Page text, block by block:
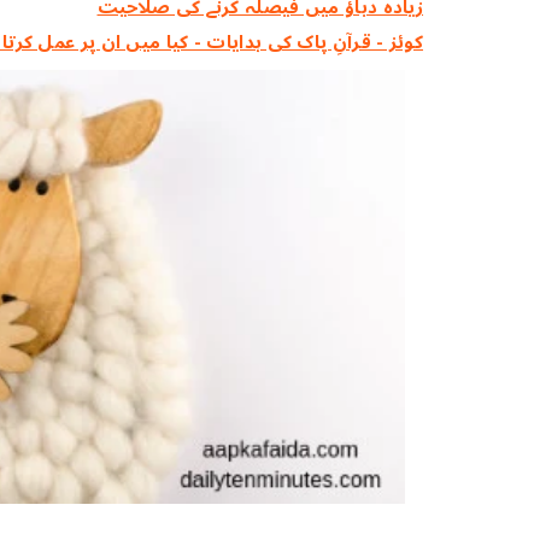
کوئز - قرآنِ پاک کی ہدایات - کیا میں ان پر عمل